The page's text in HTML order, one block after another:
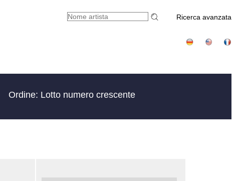
Ricerca avanzata
Ordine: Lotto numero crescente